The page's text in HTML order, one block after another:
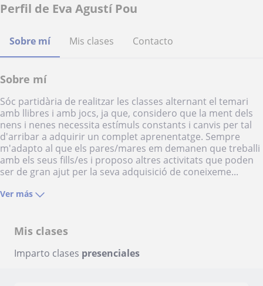
Perfil de Eva Agustí Pou
Sobre mí Mis clases Contacto
Sobre mí
Sóc partidària de realitzar les classes alternant el temari
amb llibres i amb jocs, ja que, considero que la ment dels
nens i nenes necessita estímuls constants i canvis per tal
d'arribar a adquirir un complet aprenentatge. Sempre
m'adapto al que els pares/mares em demanen que treballi
amb els seus fills/es i proposo altres activitats que poden
ser de gran ajut per la seva adquisició de coneixeme...
Ver más
Mis clases
Imparto clases presenciales